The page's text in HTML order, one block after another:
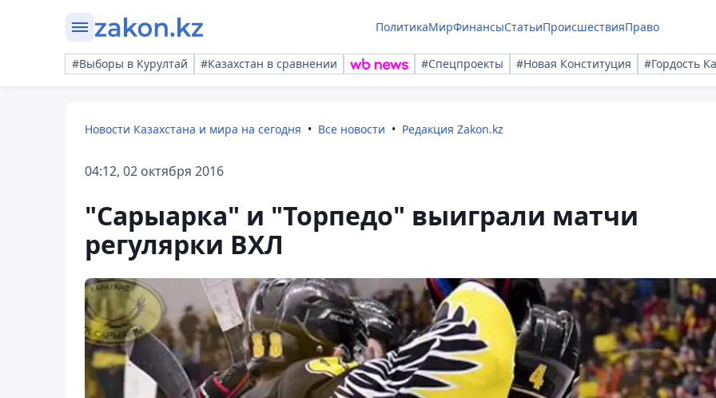
ПолитикаМирФинансыСтатьиПроисшествияПраво
#Выборы в Курултай #Казахстан в сравнении #Спецпроекты #Новая Конституция #Гордость
Новости Казахстана и мира на сегодня Все новости Редакция Zakon.kz
04:12, 02 октября 2016
"Сарыарка" и "Торпедо" выиграли матчи
регулярки ВХЛ